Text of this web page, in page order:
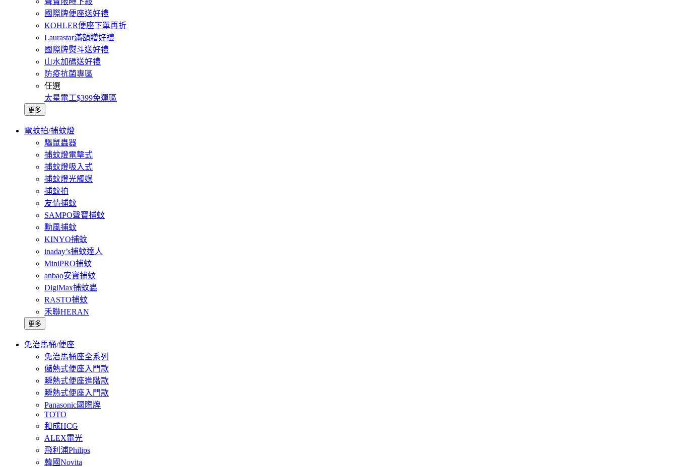
國際牌便座送好禮
KOHLER便座下單再折
Laurastar滿額贈好禮
國際牌熨斗送好禮
山水加碼送好禮
防疫抗菌專區
任選
太星電工$399免運區
更多
電蚊拍/捕蚊燈
驅鼠蟲器
捕蚊燈電擊式
捕蚊燈吸入式
捕蚊燈光觸媒
捕蚊拍
友情捕蚊
SAMPO聲寶捕蚊
勳風捕蚊
KINYO捕蚊
inaday’s捕蚊達人
MiniPRO捕蚊
anbao安寶捕蚊
DigiMax捕蚊蟲
RASTO捕蚊
禾聯HERAN
更多
免治馬桶/便座
免治馬桶座全系列
儲熱式便座入門款
瞬熱式便座進階款
瞬熱式便座入門款
Panasonic國際牌
TOTO
和成HCG
ALEX電光
飛利浦Philips
韓國Novita